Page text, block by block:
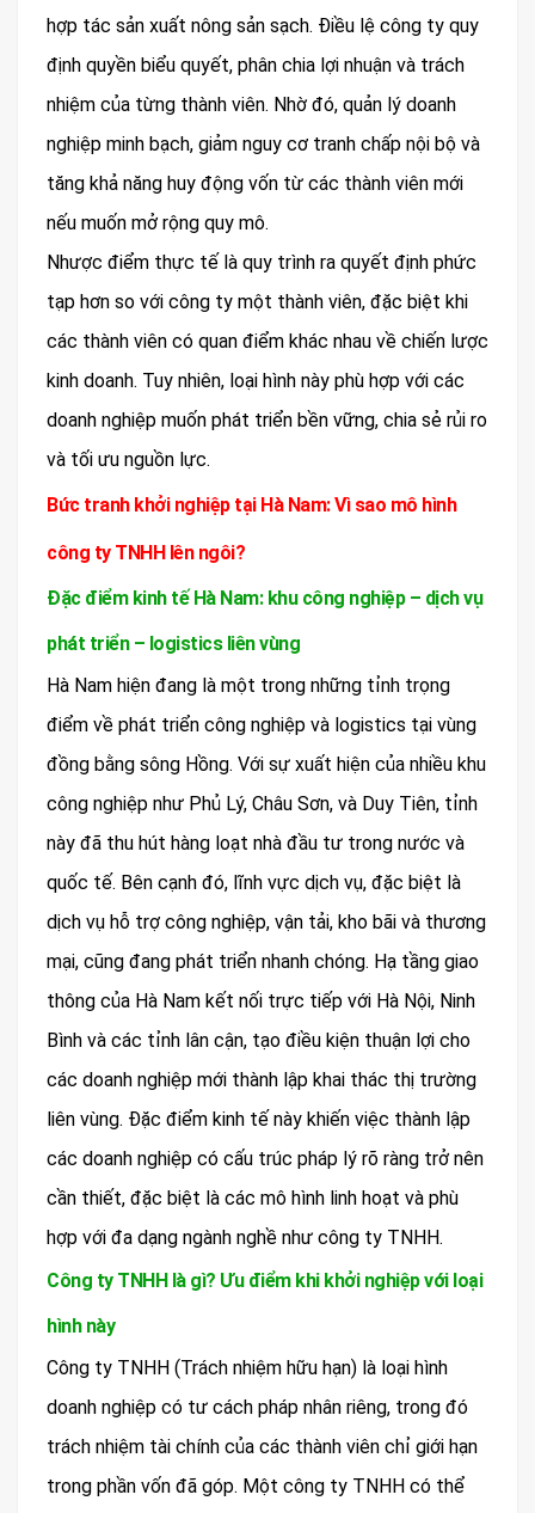
hợp tác sản xuất nông sản sạch. Điều lệ công ty quy
định quyền biểu quyết, phân chia lợi nhuận và trách
nhiệm của từng thành viên. Nhờ đó, quản lý doanh
nghiệp minh bạch, giảm nguy cơ tranh chấp nội bộ và
tăng khả năng huy động vốn từ các thành viên mới
nếu muốn mở rộng quy mô.
Nhược điểm thực tế là quy trình ra quyết định phức
tạp hơn so với công ty một thành viên, đặc biệt khi
các thành viên có quan điểm khác nhau về chiến lược
kinh doanh. Tuy nhiên, loại hình này phù hợp với các
doanh nghiệp muốn phát triển bền vững, chia sẻ rủi ro
và tối ưu nguồn lực.
Bức tranh khởi nghiệp tại Hà Nam: Vì sao mô hình
công ty TNHH lên ngôi?
Đặc điểm kinh tế Hà Nam: khu công nghiệp – dịch vụ
phát triển – logistics liên vùng
Hà Nam hiện đang là một trong những tỉnh trọng
điểm về phát triển công nghiệp và logistics tại vùng
đồng bằng sông Hồng. Với sự xuất hiện của nhiều khu
công nghiệp như Phủ Lý, Châu Sơn, và Duy Tiên, tỉnh
này đã thu hút hàng loạt nhà đầu tư trong nước và
quốc tế. Bên cạnh đó, lĩnh vực dịch vụ, đặc biệt là
dịch vụ hỗ trợ công nghiệp, vận tải, kho bãi và thương
mại, cũng đang phát triển nhanh chóng. Hạ tầng giao
thông của Hà Nam kết nối trực tiếp với Hà Nội, Ninh
Bình và các tỉnh lân cận, tạo điều kiện thuận lợi cho
các doanh nghiệp mới thành lập khai thác thị trường
liên vùng. Đặc điểm kinh tế này khiến việc thành lập
các doanh nghiệp có cấu trúc pháp lý rõ ràng trở nên
cần thiết, đặc biệt là các mô hình linh hoạt và phù
hợp với đa dạng ngành nghề như công ty TNHH.
Công ty TNHH là gì? Ưu điểm khi khởi nghiệp với loại
hình này
Công ty TNHH (Trách nhiệm hữu hạn) là loại hình
doanh nghiệp có tư cách pháp nhân riêng, trong đó
trách nhiệm tài chính của các thành viên chỉ giới hạn
trong phần vốn đã góp. Một công ty TNHH có thể